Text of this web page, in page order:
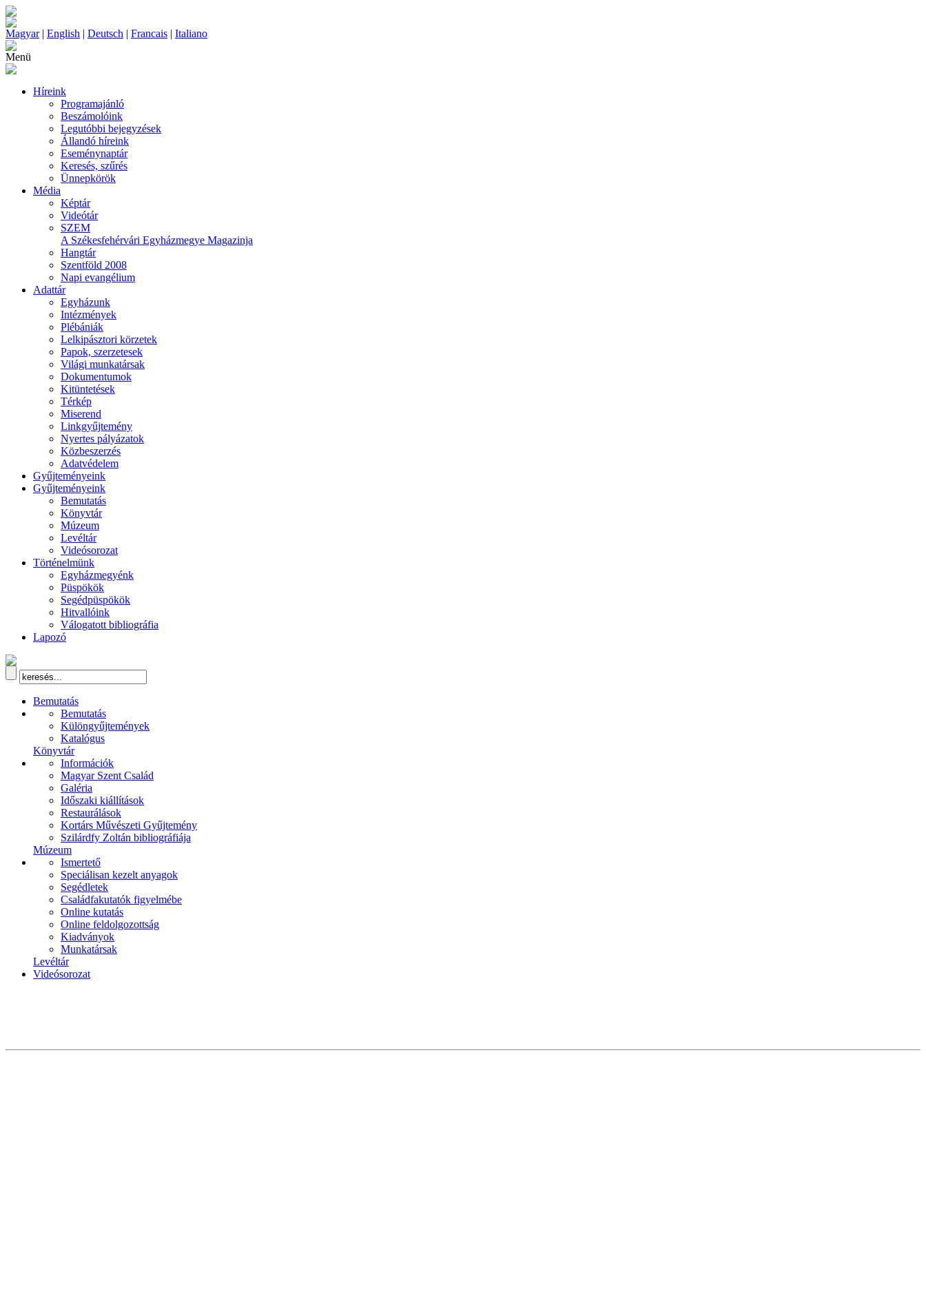
Magyar| English | Deutsch | Francais | Italiano
Menü
Híreink
Programajánló
Beszámolóink
Legutóbbi bejegyzések
Állandó híreink
Eseménynaptár
Keresés, szűrés
Ünnepkörök
Média
Képtár
Videótár
SZEM
A Székesfehérvári Egyházmegye Magazinja
Hangtár
Szentföld 2008
Napi evangélium
Adattár
Egyházunk
Intézmények
Plébániák
Lelkipásztori körzetek
Papok, szerzetesek
Világi munkatársak
Dokumentumok
Kitüntetések
Térkép
Miserend
Linkgyűjtemény
Nyertes pályázatok
Közbeszerzés
Adatvédelem
Gyűjteményeink
Gyűjteményeink
Bemutatás
Könyvtár
Múzeum
Levéltár
Videósorozat
Történelmünk
Egyházmegyénk
Püspökök
Segédpüspökök
Hitvallóink
Válogatott bibliográfia
Lapozó
Bemutatás
Bemutatás
Különgyűjtemények
Katalógus
Könyvtár
Információk
Magyar Szent Család
Galéria
Időszaki kiállítások
Restaurálások
Kortárs Művészeti Gyűjtemény
Szilárdfy Zoltán bibliográfiája
Múzeum
Ismertető
Speciálisan kezelt anyagok
Segédletek
Családfakutatók figyelmébe
Online kutatás
Online feldolgozottság
Kiadványok
Munkatársak
Levéltár
Videósorozat